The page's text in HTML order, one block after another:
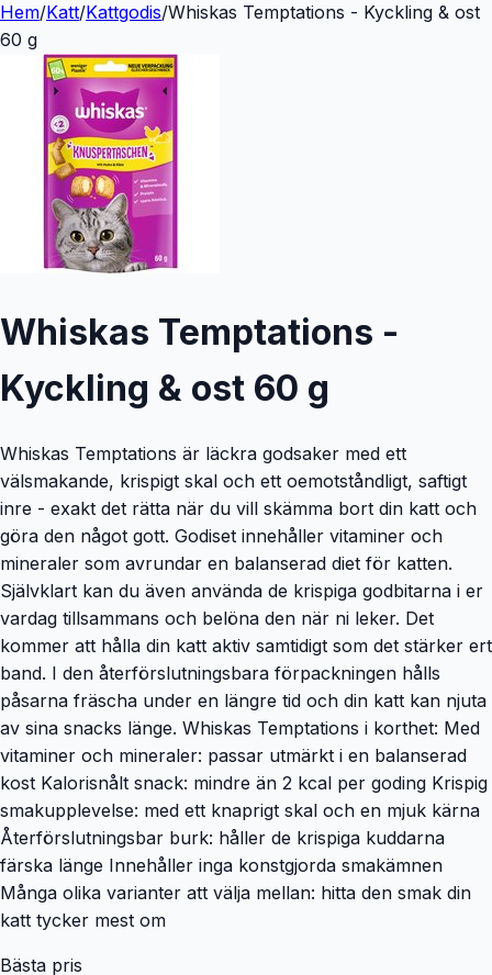
Hem/Katt/Kattgodis/Whiskas Temptations - Kyckling & ost
60 g
Whiskas Temptations -
Kyckling & ost 60 g
Whiskas Temptations är läckra godsaker med ett
välsmakande, krispigt skal och ett oemotståndligt, saftigt
inre - exakt det rätta när du vill skämma bort din katt och
göra den något gott. Godiset innehåller vitaminer och
mineraler som avrundar en balanserad diet för katten.
Självklart kan du även använda de krispiga godbitarna i er
vardag tillsammans och belöna den när ni leker. Det
kommer att hålla din katt aktiv samtidigt som det stärker ert
band. I den återförslutningsbara förpackningen hålls
påsarna fräscha under en längre tid och din katt kan njuta
av sina snacks länge. Whiskas Temptations i korthet: Med
vitaminer och mineraler: passar utmärkt i en balanserad
kost Kalorisnålt snack: mindre än 2 kcal per goding Krispig
smakupplevelse: med ett knaprigt skal och en mjuk kärna
Återförslutningsbar burk: håller de krispiga kuddarna
färska länge Innehåller inga konstgjorda smakämnen
Många olika varianter att välja mellan: hitta den smak din
katt tycker mest om
Bästa pris